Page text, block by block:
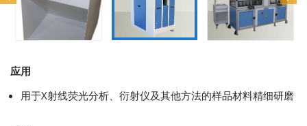
应用
用于X射线荧光分析、衍射仪及其他方法的样品材料精细研磨